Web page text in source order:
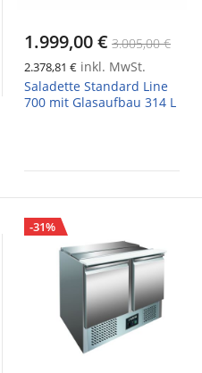
1.999,00 € 3.005,00 €
2.378,81 € inkl. MwSt.
Saladette Standard Line
700 mit Glasaufbau 314 L
-31%